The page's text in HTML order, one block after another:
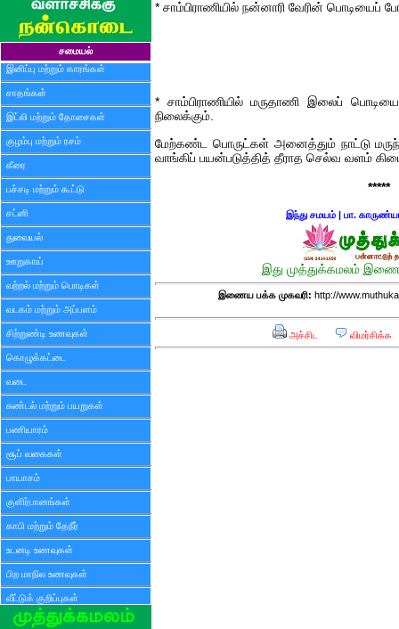
சமையல்
இனிப்பு மற்றும் காரங்கள்
சாதங்கள்
இட்லி மற்றும் தோசைகள்
குழம்பு மற்றும் ரசம்
கீரை
பச்சடி மற்றும் கூட்டு
சட்னி
துவையல்
ஊறுகாய்
வற்றல் மற்றும் பொடிகள்
வடகம் மற்றும் அப்பளம்
சிற்றுண்டி உணவுகள்
கொழுக்கட்டை
வடை
சுண்டல் மற்றும் பயறுகள்
பணியாரம்
சூப் வகைகள்
பாயாசம்
குளிர்பானங்கள்
காபி மற்றும் தேநீர்
உடனடி உணவுகள்
பிற மாநில உணவுகள்
வீட்டுக் குறிப்புகள்
* சாம்பிராணியில் நன்னாரி வேரின் பொடியைப்
* சாம்பிராணியில் மருதாணி இலைப்
நிலைக்கும்.
மேற்கண்ட பொருட்கள் அனைத்தும் நாட்டு
வாங்கிப் பயன்படுத்தித் தீராத செல்வ வளம்
*****
இந்து சமயம் | பா.
இது முத்துக்கமலம்
இணைய பக்க முகவரி: http://
அச்சிட விமர்சிக்க